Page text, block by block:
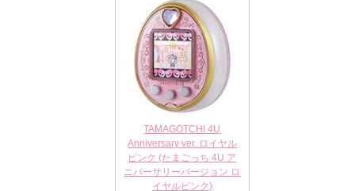
TAMAGOTCHI 4U
Anniversary ver. ロイヤル
ピンク (たまごっち 4U ア
ニバーサリーバージョン ロ
イヤルピンク)